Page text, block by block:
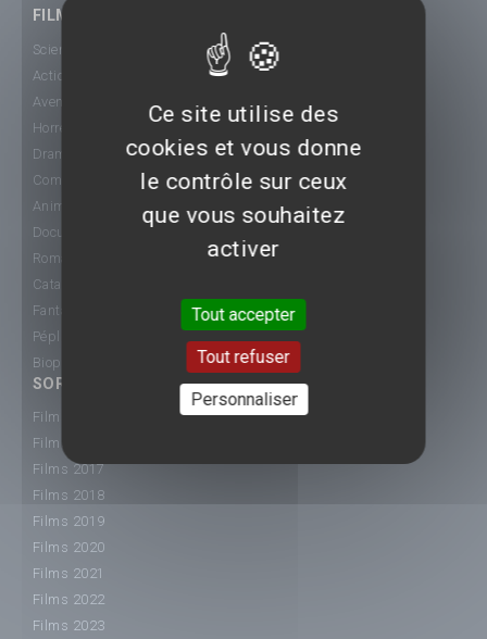
FILMS
Science-Fiction
Action
Aventure
Horreur
Drame
Comédie
Animation
Documentaire
Romance
Catastrophe
Fantastique
Péplum
Biopic
SORTIE CINÉ
Films 2015
Films 2016
Films 2017
Films 2018
Films 2019
Films 2020
Films 2021
Films 2022
Films 2023
Ce site utilise des
cookies et vous donne
le contrôle sur ceux
que vous souhaitez
activer
Tout accepter
Tout refuser
Personnaliser